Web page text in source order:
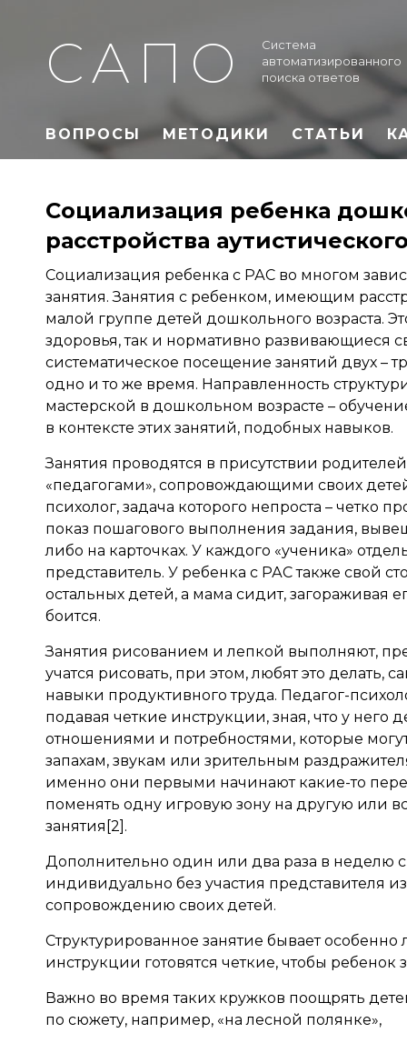
САПО
Система
автоматизированного
поиска ответов
ВОПРОСЫ МЕТОДИКИ СТАТЬИ
Социализация ребенка
расстройства
Социализация ребенка с РАС во многом
занятия. Занятия с ребенком, имеющим
малой группе детей дошкольного возраста.
здоровья, так и нормативно развивающиеся
систематическое посещение занятий двух –
одно и то же время. Направленность
мастерской в дошкольном возрасте –
в контексте этих занятий, подобных навыков.
Занятия проводятся в присутствии
«педагогами», сопровождающими своих
психолог, задача которого непроста – четко
показ пошагового выполнения задания,
либо на карточках. У каждого «ученика»
представитель. У ребенка с РАС также свой
остальных детей, а мама сидит, загораживая
боится.
Занятия рисованием и лепкой выполняют,
учатся рисовать, при этом, любят это
навыки продуктивного труда. Педагог-
подавая четкие инструкции, зная, что у него
отношениями и потребностями, которые
запахам, звукам или зрительным
именно они первыми начинают какие-то
поменять одну игровую зону на другую или
занятия[2].
Дополнительно один или два раза в неделю
индивидуально без участия представителя
сопровождению своих детей.
Структурированное занятие бывает
инструкции готовятся четкие, чтобы ребенок
Важно во время таких кружков поощрять
по сюжету, например, «на лесной полянке»,